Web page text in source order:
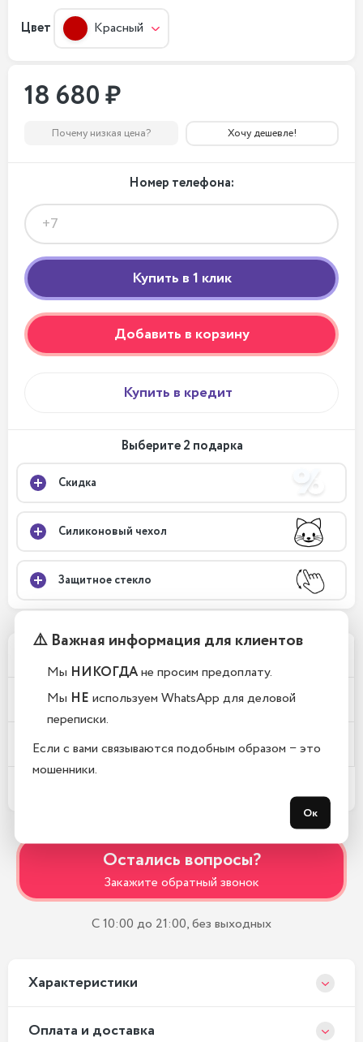
Цвет Красный
18 680 ₽
Почему низкая цена? Хочу дешевле!
Номер телефона:
Добавить в корзину
Купить в кредит
Выберите 2 подарка
Скидка
Силиконовый чехол
Защитное стекло
Телефоны новые или восстановленные?
Почему у вас такие низкие цены?
Где находится Ваш магазин?
Остались вопросы?
Закажите обратный звонок
С 10:00 до 21:00, без выходных
Xарактеристики
Оплата и доставка
⚠️ Важная информация для клиентов
Мы НИКОГДАне просим предоплату.
Мы НЕ используем WhatsApp для деловой
переписки.
Если с вами связываются подобным образом − это
мошенники.
Ок